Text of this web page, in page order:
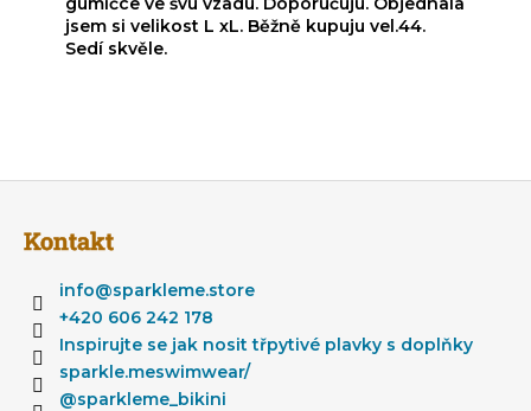
jsem si velikost L xL. Běžně kupuju vel.44.
Sedí skvěle.
Kontakt
info@sparkleme.store
+420 606 242 178
Inspirujte se jak nosit třpytivé plavky s doplňky
sparkle.meswimwear/
@sparkleme_bikini